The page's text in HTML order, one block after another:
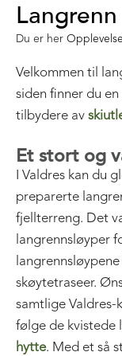
Langrenn
Du er her
Velkommen til
siden finner du
tilbydere av
Et stort og
I Valdres kan du
preparerte
fjellterreng. Det
langrennsløyper
skøytetraseer.
samtlige Valdres-
følge de kvistede
hytte. Med et så